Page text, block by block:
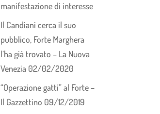
manifestazione di interesse
Il Candiani cerca il suo
pubblico, Forte Marghera
l’ha già trovato – La Nuova
Venezia 02/02/2020
“Operazione gatti” al Forte –
Il Gazzettino 09/12/2019